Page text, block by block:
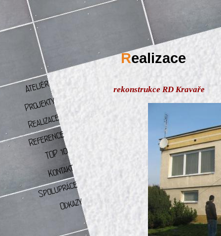
Realizace
rekonstrukce RD Kravaře